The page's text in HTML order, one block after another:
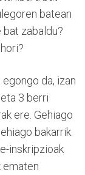
batean
bat zabaldu?
da, izan
3 berri
ere. Gehiago
bakarrik.
inskripzioak
ematen